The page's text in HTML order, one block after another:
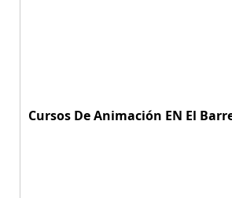
Cursos De Animación EN El